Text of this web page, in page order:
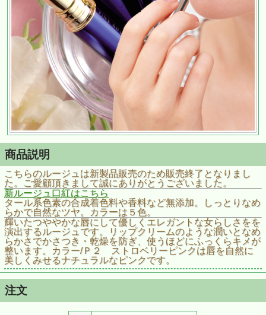
商品説明
こちらのルージュは新製品販売のため販売終了となりまし
た。ご愛顧頂きまして誠にありがとうございました。
新ルージュ口紅はこちら
タール系色素の合成着色料や香料など無添加。しっとりなめ
らかで自然なツヤ。カラーは５色。
輝いたつややかな唇にして優しくエレガントな女らしさをを
演出するルージュです。リップクリームのような潤いとなめ
らかさでかさつき・乾燥を防ぎ、使うほどにふっくらキメが
整います。カラー/Ｐ２ ストロベリーピンクは唇を自然に
美しくみせるナチュラルなピンクです。
注文